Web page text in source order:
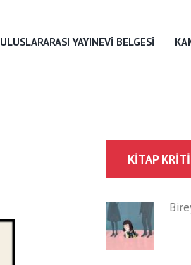
ULUSLARARASI YAYINEVI BELGESI
KITAP